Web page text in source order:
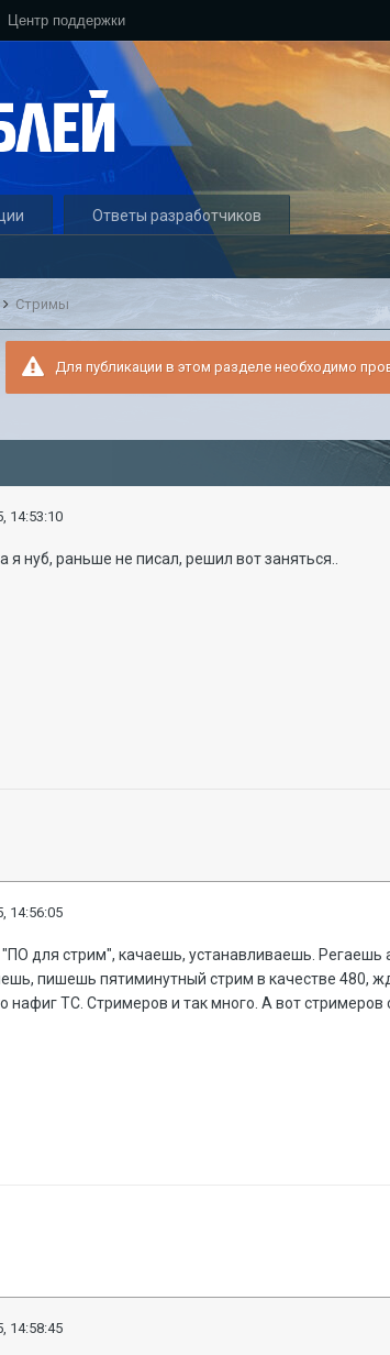
Центр поддержки
Ответы разработчиков
Стримы
Для публикации в этом разделе необходимо
14:53:10
я нуб, раньше не писал, решил вот заняться..
14:56:05
для стрим", качаешь, устанавливаешь.
пишешь пятиминутный стрим в качестве 480,
нафиг ТС. Стримеров и так много. А вот стримеров
14:58:45